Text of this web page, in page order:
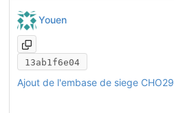
Youen
13ab1f6e04
Ajout de l'embase de siege CHO29